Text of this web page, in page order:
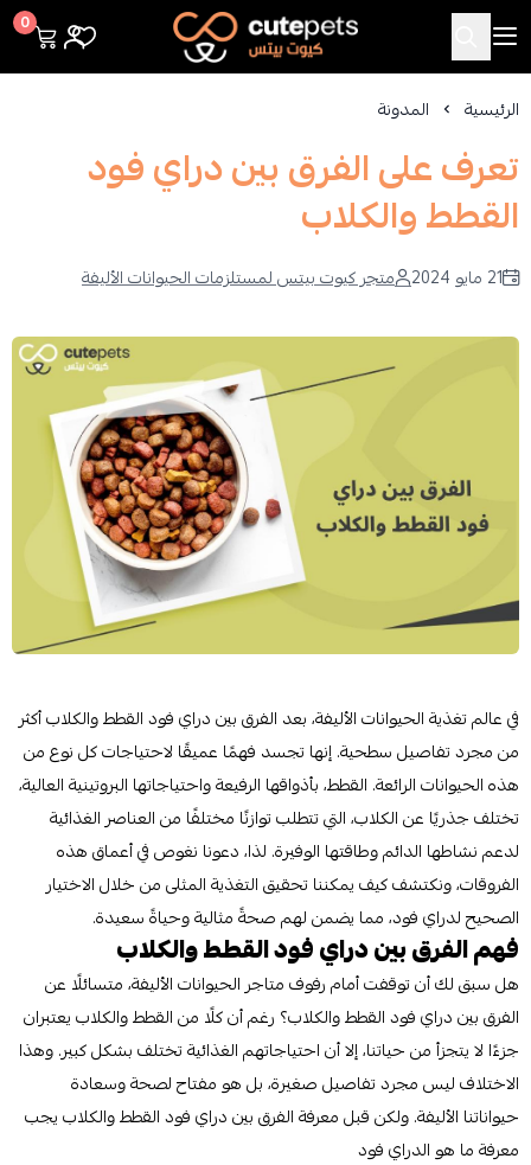
Cutepets
0
الرئيسية المدونة
تعرف على الفرق بين دراي فود
القطط والكلاب
21 مايو 2024 متجر كيوت بيتس لمستلزمات الحيوانات الأليفة
في عالم تغذية الحيوانات الأليفة، بعد الفرق بين دراي فود القطط والكلاب أكثر
من مجرد تفاصيل سطحية. إنها تجسد فهمًا عميقًا لاحتياجات كل نوع من
هذه الحيوانات الرائعة. القطط، بأذواقها الرفيعة واحتياجاتها البروتينية العالية،
تختلف جذريًا عن الكلاب، التي تتطلب توازنًا مختلفًا من العناصر الغذائية
لدعم نشاطها الدائم وطاقتها الوفيرة. لذا، دعونا نغوص في أعماق هذه
الفروقات، ونكتشف كيف يمكننا تحقيق التغذية المثلى من خلال الاختيار
الصحيح لدراي فود، مما يضمن لهم صحةً مثالية وحياةً سعيدة.
فهم الفرق بين دراي فود القطط والكلاب
هل سبق لك أن توقفت أمام رفوف متاجر الحيوانات الأليفة، متسائلًا عن
الفرق بين دراي فود القطط والكلاب؟ رغم أن كلًا من القطط والكلاب يعتبران
جزءًا لا يتجزأ من حياتنا، إلا أن احتياجاتهم الغذائية تختلف بشكل كبير. وهذا
الاختلاف ليس مجرد تفاصيل صغيرة، بل هو مفتاح لصحة وسعادة
حيواناتنا الأليفة. ولكن قبل معرفة الفرق بين دراي فود القطط والكلاب يجب
معرفة ما هو الدراي فود